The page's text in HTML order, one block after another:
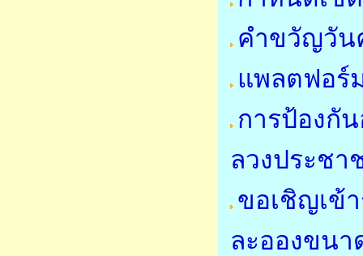
คำขวัญวัน
แพลตฟอร์
การป้องกั
ลวงประชา
ขอเชิญเข้
ละอองขนา